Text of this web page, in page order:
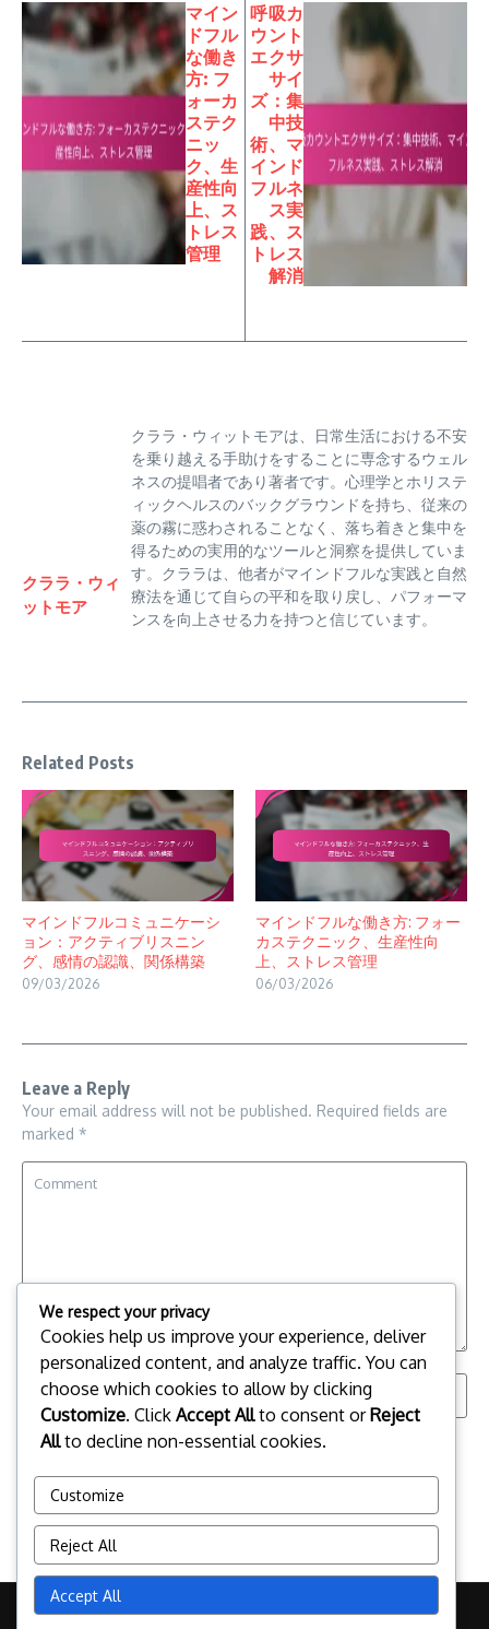
マイン
ドフル
な働き
方: フ
ォーカ
ステク
ニッ
ク、生
産性向
上、ス
トレス
管理
呼吸カ
ウント
エクサ
サイ
ズ：集
中技
術、マ
インド
フルネ
ス実
践、ス
トレス
解消
クララ・ウィ
ットモア
クララ・ウィットモアは、日常生活における不安
を乗り越える手助けをすることに専念するウェル
ネスの提唱者であり著者です。心理学とホリステ
ィックヘルスのバックグラウンドを持ち、従来の
薬の霧に惑わされることなく、落ち着きと集中を
得るための実用的なツールと洞察を提供していま
す。クララは、他者がマインドフルな実践と自然
療法を通じて自らの平和を取り戻し、パフォーマ
ンスを向上させる力を持つと信じています。
Related Posts
マインドフルコミュニケーシ
ョン：アクティブリスニン
グ、感情の認識、関係構築
09/03/2026
マインドフルな働き方: フォー
カステクニック、生産性向
上、ストレス管理
06/03/2026
Leave a Reply
Your email address will not be published. Required fields are
marked *
Save my name, email, and website in this browser for the
Copyright © 2026 campo.jp | Powered byNews Magazine X
We respect your privacy
Cookies help us improve your experience, deliver
personalized content, and analyze traffic. You can
choose which cookies to allow by clicking
Customize. Click Accept Allto consent orReject
Allto decline non-essential cookies.
Customize
Reject All
Accept All